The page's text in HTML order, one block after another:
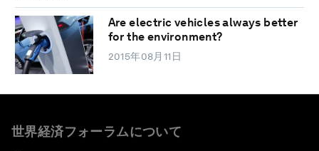
Are electric vehicles always better
for the environment?
2015年08月11日
世界経済フォーラムについて